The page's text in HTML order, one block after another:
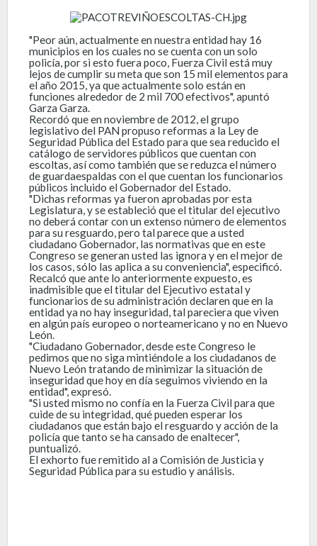
"Peor aún, actualmente en nuestra entidad hay 16
municipios en los cuales no se cuenta con un solo
policía, por si esto fuera poco, Fuerza Civil está muy
lejos de cumplir su meta que son 15 mil elementos para
el año 2015, ya que actualmente solo están en
funciones alrededor de 2 mil 700 efectivos", apuntó
Garza Garza.
Recordó que en noviembre de 2012, el grupo
legislativo del PAN propuso reformas a la Ley de
Seguridad Pública del Estado para que sea reducido el
catálogo de servidores públicos que cuentan con
escoltas, así como también que se reduzca el número
de guardaespaldas con el que cuentan los funcionarios
públicos incluido el Gobernador del Estado.
"Dichas reformas ya fueron aprobadas por esta
Legislatura, y se estableció que el titular del ejecutivo
no deberá contar con un extenso número de elementos
para su resguardo, pero tal parece que a usted
ciudadano Gobernador, las normativas que en este
Congreso se generan usted las ignora y en el mejor de
los casos, sólo las aplica a su conveniencia", especificó.
Recalcó que ante lo anteriormente expuesto, es
inadmisible que el titular del Ejecutivo estatal y
funcionarios de su administración declaren que en la
entidad ya no hay inseguridad, tal pareciera que viven
en algún país europeo o norteamericano y no en Nuevo
León.
"Ciudadano Gobernador, desde este Congreso le
pedimos que no siga mintiéndole a los ciudadanos de
Nuevo León tratando de minimizar la situación de
inseguridad que hoy en día seguimos viviendo en la
entidad", expresó.
"Si usted mismo no confía en la Fuerza Civil para que
cuide de su integridad, qué pueden esperar los
ciudadanos que están bajo el resguardo y acción de la
policía que tanto se ha cansado de enaltecer",
puntualizó.
El exhorto fue remitido al a Comisión de Justicia y
Seguridad Pública para su estudio y análisis.